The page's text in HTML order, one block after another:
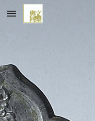
Skip to main content